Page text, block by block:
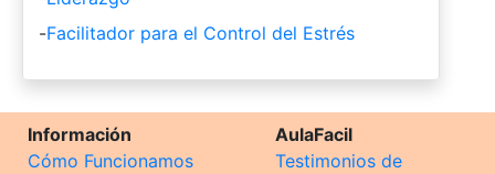
-Facilitador para el Control del Estrés
Información
Cómo Funcionamos
AulaFacil
Testimonios de